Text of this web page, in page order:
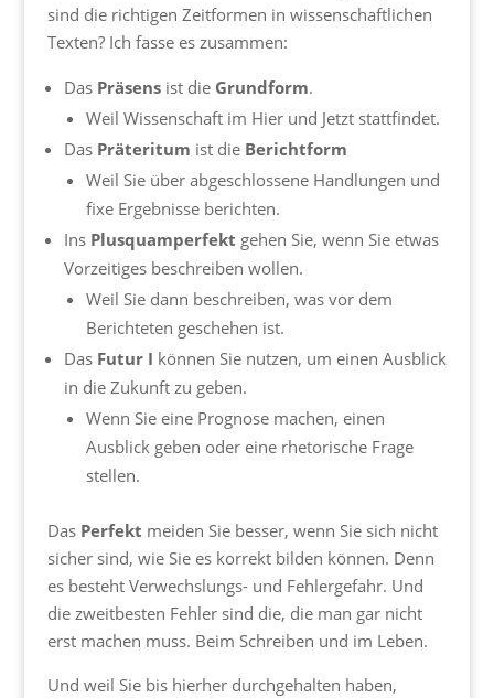
sind die richtigen Zeitformen in wissenschaftlichen
Texten? Ich fasse es zusammen:
Das Präsensist die Grundform.
Weil Wissenschaft im Hier und Jetzt stattfindet.
Das Präteritum ist die Berichtform
Weil Sie über abgeschlossene Handlungen und
fixe Ergebnisse berichten.
Ins Plusquamperfekt gehen Sie, wenn Sie etwas
Vorzeitiges beschreiben wollen.
Weil Sie dann beschreiben, was vor dem
Berichteten geschehen ist.
Das Futur I können Sie nutzen, um einen Ausblick
in die Zukunft zu geben.
Wenn Sie eine Prognose machen, einen
Ausblick geben oder eine rhetorische Frage
stellen.
Das Perfekt meiden Sie besser, wenn Sie sich nicht
sicher sind, wie Sie es korrekt bilden können. Denn
es besteht Verwechslungs- und Fehlergefahr. Und
die zweitbesten Fehler sind die, die man gar nicht
erst machen muss. Beim Schreiben und im Leben.
Und weil Sie bis hierher durchgehalten haben,